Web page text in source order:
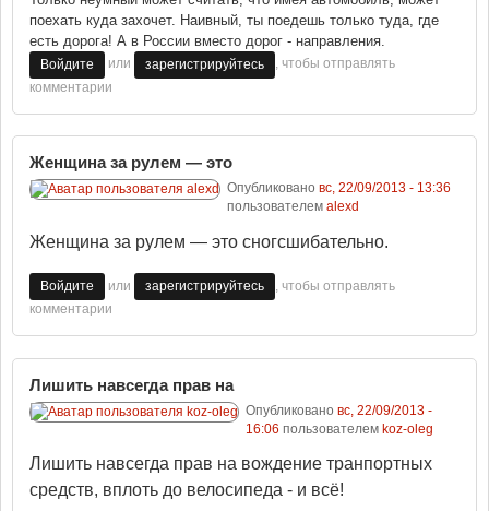
поехать куда захочет. Наивный, ты поедешь только туда, где
есть дорога! А в России вместо дорог - направления.
Войдите или зарегистрируйтесь
, чтобы отправлять
комментарии
Женщина за рулем — это
Опубликовано вс, 22/09/2013 - 13:36
пользователем alexd
Женщина за рулем — это сногсшибательно.
Войдите или зарегистрируйтесь
, чтобы отправлять
комментарии
Лишить навсегда прав на
Опубликовано вс, 22/09/2013 -
16:06 пользователем koz-oleg
Лишить навсегда прав на вождение транпортных
средств, вплоть до велосипеда - и всё!